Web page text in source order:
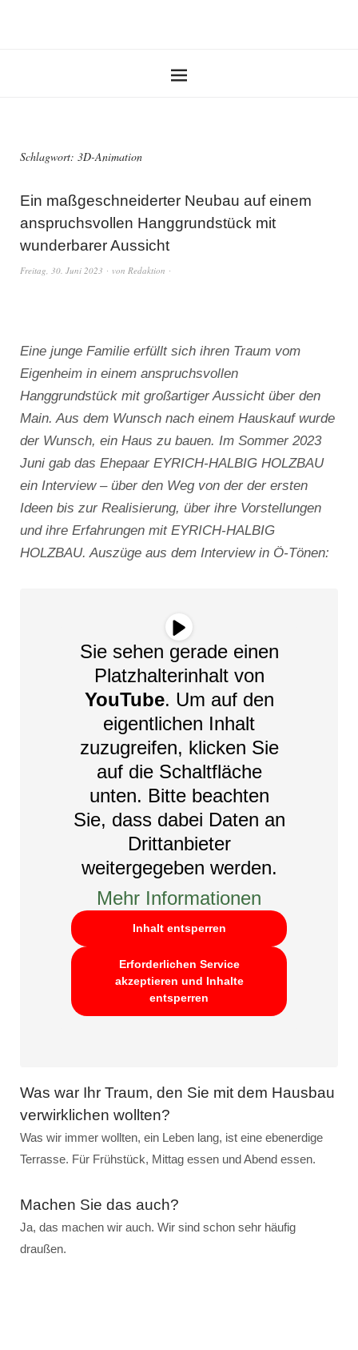
Schlagwort: 3D-Animation
Ein maßgeschneiderter Neubau auf einem
anspruchsvollen Hanggrundstück mit
wunderbarer Aussicht
Freitag, 30. Juni 2023 von Redaktion
Eine junge Familie erfüllt sich ihren Traum vom
Eigenheim in einem anspruchsvollen
Hanggrundstück mit großartiger Aussicht über den
Main. Aus dem Wunsch nach einem Hauskauf wurde
der Wunsch, ein Haus zu bauen. Im Sommer 2023
Juni gab das Ehepaar EYRICH-HALBIG HOLZBAU
ein Interview – über den Weg von der der ersten
Ideen bis zur Realisierung, über ihre Vorstellungen
und ihre Erfahrungen mit EYRICH-HALBIG
HOLZBAU. Auszüge aus dem Interview in Ö-Tönen:
Sie sehen gerade einen
Platzhalterinhalt von
YouTube. Um auf den
eigentlichen Inhalt
zuzugreifen, klicken Sie
auf die Schaltfläche
unten. Bitte beachten
Sie, dass dabei Daten an
Drittanbieter
weitergegeben werden.
Mehr Informationen
Inhalt entsperren
Erforderlichen Service
akzeptieren und Inhalte
entsperren
Was war Ihr Traum, den Sie mit dem Hausbau
verwirklichen wollten?
Was wir immer wollten, ein Leben lang, ist eine ebenerdige
Terrasse. Für Frühstück, Mittag essen und Abend essen.
Machen Sie das auch?
Ja, das machen wir auch. Wir sind schon sehr häufig
draußen.